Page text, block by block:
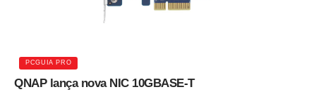
PCGUIA PRO
QNAP lança nova NIC 10GBASE-T